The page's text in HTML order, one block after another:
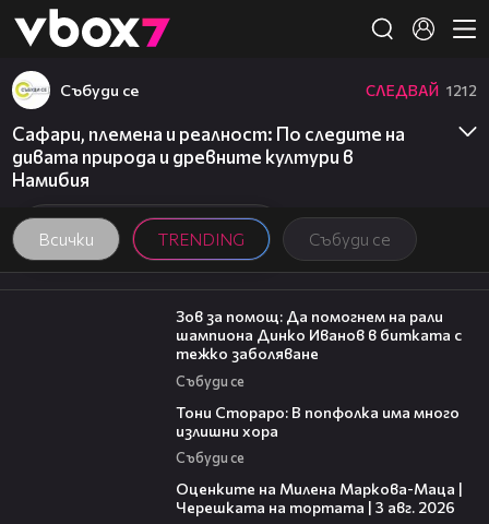
👾
Всички TRENDING Събуди се
Събуди се СЛЕДВАЙ 1212
Сафари, племена и реалност: По следите на
дивата природа и древните култури в
Намибия
03:29
Зов за помощ: Да помогнем на рали
шампиона Динко Иванов в битката с
тежко заболяване
Събуди се
Тони Стораро: В попфолка има много
излишни хора
Събуди се
Оценките на Милена Маркова-Маца |
Черешката на тортата | 3 авг. 2026